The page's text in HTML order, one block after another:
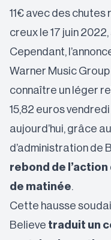
11€ avec des
creux le 17 juin
Cependant,
Warner Music
connaître un léger
15,82 euros
aujourd’hui, grâce
d’administration de
rebond de
de matinée
Cette hausse
Believe traduit un